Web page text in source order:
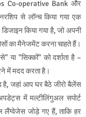
Co-operative Bank और
से लॉन्च किया गया एक
किया गया है, जो अपनी
का मैनेजमेंट करना चाहते हैं।
या "सिक्कों" को दर्शाता है –
में मदद करता है।
जहां आप घर बैठे जीरो बैलेंस
में मल्टीलिंगुअल सपोर्ट
लैंग्वेजेस जोड़े गए हैं, ताकि हर